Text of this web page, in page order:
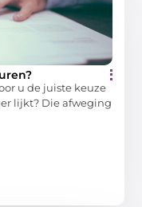
u de juiste keuze
lijkt? Die afweging